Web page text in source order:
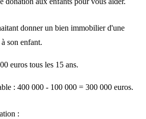
donner un bien immobilier d'une
son enfant.
euros tous les 15 ans.
: 400 000 - 100 000 = 300 000 euros.
: